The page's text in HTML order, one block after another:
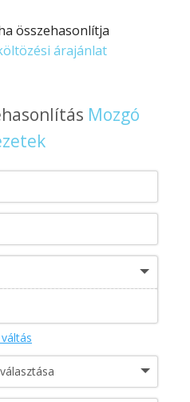
összehasonlítja
árajánlat
Mozgó